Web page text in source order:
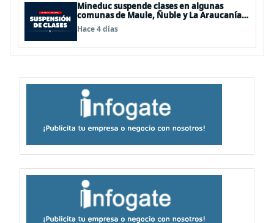
Mineduc suspende clases en algunas
comunas de Maule, Ñuble y La Araucanía
para este lunes
Hace 4 días